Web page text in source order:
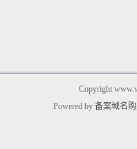
Copyright
Powered by 备案域名